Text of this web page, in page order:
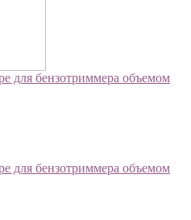
для бензотриммера объемом
для бензотриммера объемом